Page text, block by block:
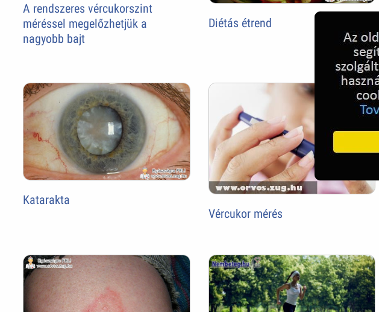
A rendszeres vércukorszint
méréssel megelőzhetjük a
nagyobb bajt
Diétás étrend
Katarakta
Vércukor mérés